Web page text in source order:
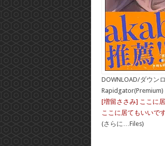
DOWNLOAD/ダウン
[増留ささみ] ここに
ここに居てもいいで
(さらに…Files)